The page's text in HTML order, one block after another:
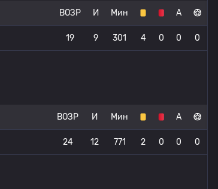
ВОЗР И Мин А
19 9 301 4 0 0 0
ВОЗР И Мин А
24 12 771 2 0 0 0